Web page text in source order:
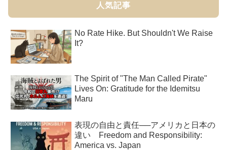
人気記事
No Rate Hike. But Shouldn't We Raise
It?
The Spirit of "The Man Called Pirate"
Lives On: Gratitude for the Idemitsu
Maru
表現の自由と責任──アメリカと日本の
違い Freedom and Responsibility:
America vs. Japan